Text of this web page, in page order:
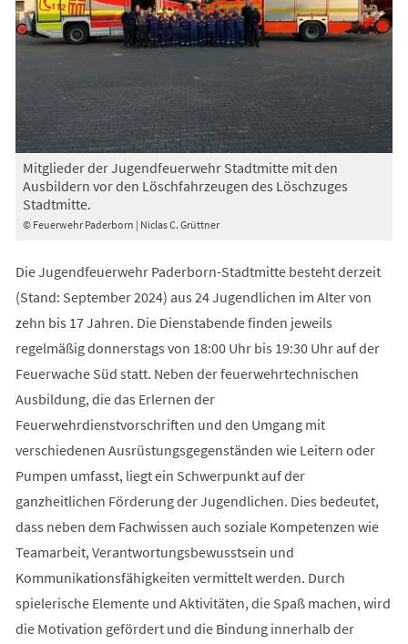
© Feuerwehr Paderborn | Niclas C. Grüttner
Mitglieder der Jugendfeuerwehr Stadtmitte mit den
Ausbildern vor den Löschfahrzeugen des Löschzuges
Stadtmitte.
Die Jugendfeuerwehr Paderborn-Stadtmitte besteht derzeit
(Stand: September 2024) aus 24 Jugendlichen im Alter von
zehn bis 17 Jahren. Die Dienstabende finden jeweils
regelmäßig donnerstags von 18:00 Uhr bis 19:30 Uhr auf der
Feuerwache Süd statt. Neben der feuerwehrtechnischen
Ausbildung, die das Erlernen der
Feuerwehrdienstvorschriften und den Umgang mit
verschiedenen Ausrüstungsgegenständen wie Leitern oder
Pumpen umfasst, liegt ein Schwerpunkt auf der
ganzheitlichen Förderung der Jugendlichen. Dies bedeutet,
dass neben dem Fachwissen auch soziale Kompetenzen wie
Teamarbeit, Verantwortungsbewusstsein und
Kommunikationsfähigkeiten vermittelt werden. Durch
spielerische Elemente und Aktivitäten, die Spaß machen, wird
die Motivation gefördert und die Bindung innerhalb der